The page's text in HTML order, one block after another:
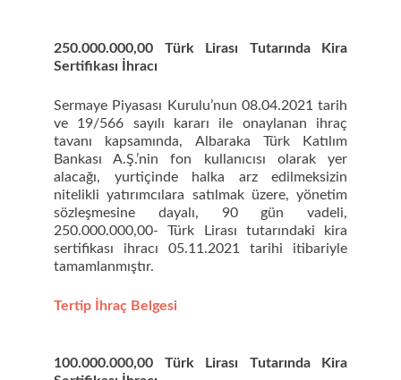
250.000.000,00 Türk Lirası Tutarında Kira
Sertifikası İhracı
Sermaye Piyasası Kurulu’nun 08.04.2021 tarih
ve 19/566 sayılı kararı ile onaylanan ihraç
tavanı kapsamında, Albaraka Türk Katılım
Bankası A.Ş.’nin fon kullanıcısı olarak yer
alacağı, yurtiçinde halka arz edilmeksizin
nitelikli yatırımcılara satılmak üzere, yönetim
sözleşmesine dayalı, 90 gün vadeli,
250.000.000,00- Türk Lirası tutarındaki kira
sertifikası ihracı 05.11.2021 tarihi itibariyle
tamamlanmıştır.
Tertip İhraç Belgesi
100.000.000,00 Türk Lirası Tutarında Kira